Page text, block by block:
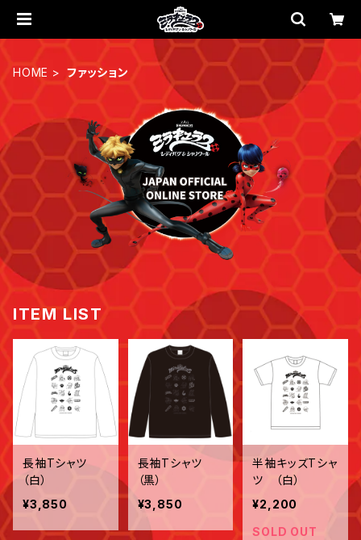
HOME ファッション
ITEM LIST
長袖Tシャツ
（白）
¥3,850
長袖Tシャツ
（黒）
¥3,850
半袖キッズTシャ
ツ （白）
¥2,200
SOLD OUT